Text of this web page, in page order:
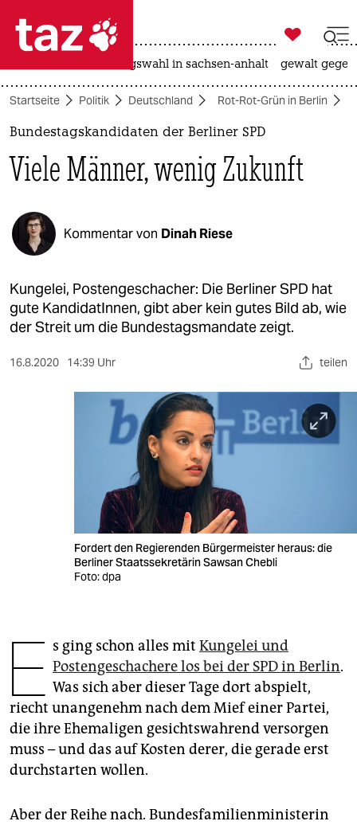
 taz zahl ich
taz zahl ich
politik
öko
gesellschaft
kultur
sport
berlin
veranstaltungen
genossenschaft
epaper login

taz zahl ich
landtagswahl in sachsen-anhalt gewalt
Startseite Politik Deutschland Rot-Rot-Grün in Berlin
Bundestagskandidaten der Berliner SPD
Viele Männer, wenig Zukunft
Kommentar von Dinah Riese
Kungelei, Postengeschacher: Die Berliner SPD hat
gute KandidatInnen, gibt aber kein gutes Bild ab, wie
der Streit um die Bundestagsmandate zeigt.
16.8.2020 14:39 Uhr teilen
Fordert den Regierenden Bürgermeister heraus: die
Berliner Staatssekretärin Sawsan Chebli
Foto: dpa
E s ging schon alles mit Kungelei und
Postengeschachere los bei der SPD in Berlin.
Was sich aber dieser Tage dort abspielt,
riecht unangenehm nach dem Mief einer Partei,
die ihre Ehemaligen gesichtswahrend versorgen
muss – und das auf Kosten derer, die gerade erst
durchstarten wollen.
Aber der Reihe nach. Bundesfami­lien­ministerin